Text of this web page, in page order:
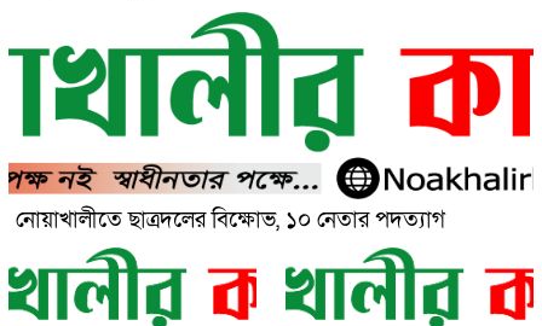
নোয়াখালীতে ছাত্রদলের বিক্ষোভ, ১০ নেতার পদত্যাগ